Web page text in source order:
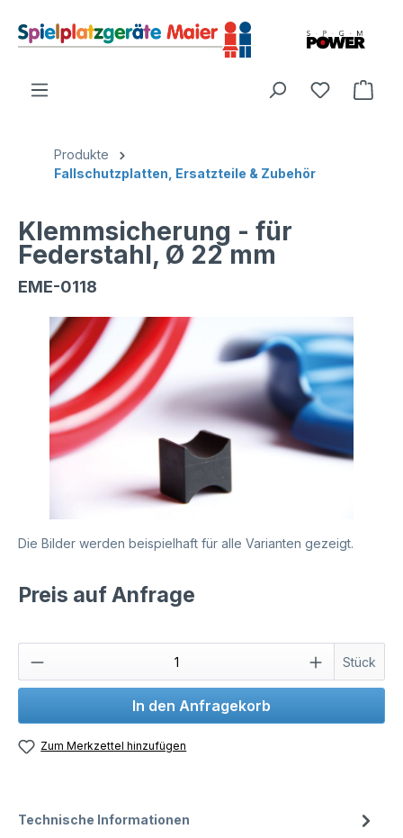
Produkte
Fallschutzplatten, Ersatzteile & Zubehör
Klemmsicherung - für
Federstahl, Ø 22 mm
EME-0118
Die Bilder werden beispielhaft für alle Varianten gezeigt.
Preis auf Anfrage
Stück
In den Anfragekorb
Zum Merkzettel hinzufügen
Technische Informationen